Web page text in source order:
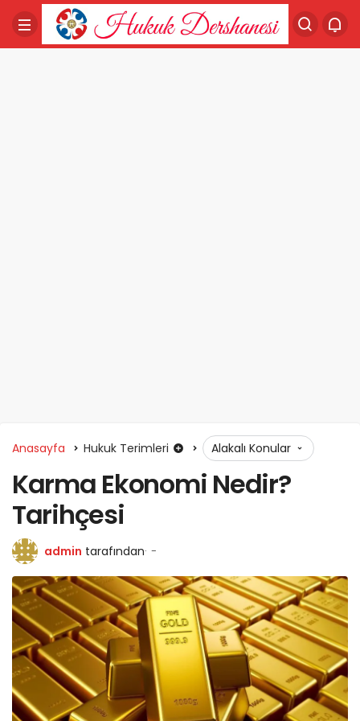
Anasayfa Hukuk Terimleri Alakalı Konular
Karma Ekonomi Nedir?
Tarihçesi
admin tarafından -